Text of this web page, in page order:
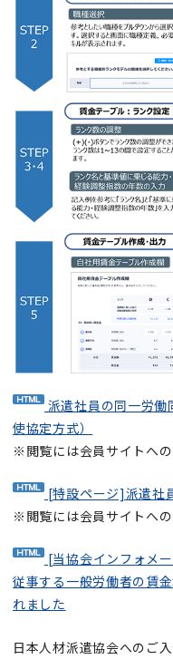
派遣社員の同一労働
使協定方式）
※閲覧には会員サイトへ
[特設ページ]派遣社
※閲覧には会員サイトへ
[当協会インフォメ
従事する一般労働者の賃
れました
日本人材派遣協会へのご